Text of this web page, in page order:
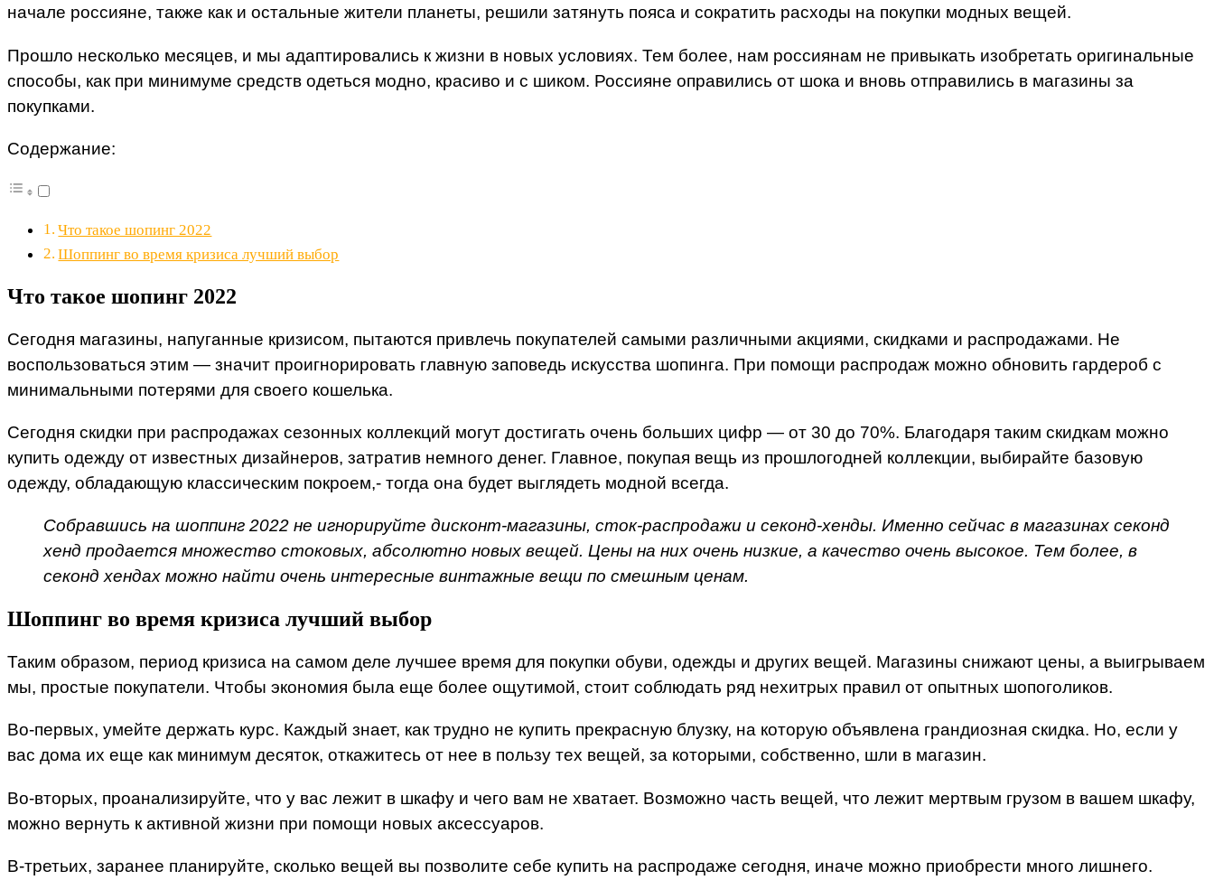
начале россияне, также как и остальные жители планеты, решили затянуть пояса и сократить расходы на покупки модных вещей.
Прошло несколько месяцев, и мы адаптировались к жизни в новых условиях. Тем более, нам россиянам не привыкать изобретать оригинальные
способы, как при минимуме средств одеться модно, красиво и с шиком. Россияне оправились от шока и вновь отправились в магазины за
покупками.
Содержание:
Что такое шопинг 2022
Шоппинг во время кризиса лучший выбор
Что такое шопинг 2022
Сегодня магазины, напуганные кризисом, пытаются привлечь покупателей самыми различными акциями, скидками и распродажами. Не
воспользоваться этим — значит проигнорировать главную заповедь искусства шопинга. При помощи распродаж можно обновить гардероб с
минимальными потерями для своего кошелька.
Сегодня скидки при распродажах сезонных коллекций могут достигать очень больших цифр — от 30 до 70%. Благодаря таким скидкам можно
купить одежду от известных дизайнеров, затратив немного денег. Главное, покупая вещь из прошлогодней коллекции, выбирайте базовую
одежду, обладающую классическим покроем,- тогда она будет выглядеть модной всегда.
Собравшись на шоппинг 2022 не игнорируйте дисконт-магазины, сток-распродажи и секонд-хенды. Именно сейчас в магазинах секонд
хенд продается множество стоковых, абсолютно новых вещей. Цены на них очень низкие, а качество очень высокое. Тем более, в
секонд хендах можно найти очень интересные винтажные вещи по смешным ценам.
Шоппинг во время кризиса лучший выбор
Таким образом, период кризиса на самом деле лучшее время для покупки обуви, одежды и других вещей. Магазины снижают цены, а выигрываем
мы, простые покупатели. Чтобы экономия была еще более ощутимой, стоит соблюдать ряд нехитрых правил от опытных шопоголиков.
Во-первых, умейте держать курс. Каждый знает, как трудно не купить прекрасную блузку, на которую объявлена грандиозная скидка. Но, если у
вас дома их еще как минимум десяток, откажитесь от нее в пользу тех вещей, за которыми, собственно, шли в магазин.
Во-вторых, проанализируйте, что у вас лежит в шкафу и чего вам не хватает. Возможно часть вещей, что лежит мертвым грузом в вашем шкафу,
можно вернуть к активной жизни при помощи новых аксессуаров.
В-третьих, заранее планируйте, сколько вещей вы позволите себе купить на распродаже сегодня, иначе можно приобрести много лишнего.